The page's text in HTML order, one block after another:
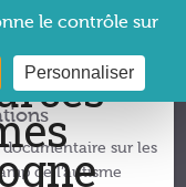
sur les
de l’autisme
le contrôle sur
Personnaliser